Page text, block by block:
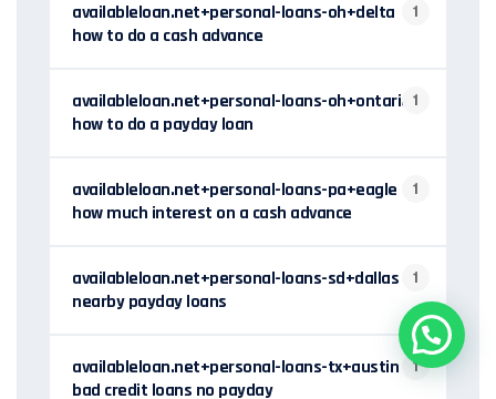
availableloan.net+personal-loans-oh+delta
how to do a cash advance
1
availableloan.net+personal-loans-oh+ontario
how to do a payday loan
1
availableloan.net+personal-loans-pa+eagle
how much interest on a cash advance
1
availableloan.net+personal-loans-sd+dallas
nearby payday loans
1
availableloan.net+personal-loans-tx+austin
bad credit loans no payday
1